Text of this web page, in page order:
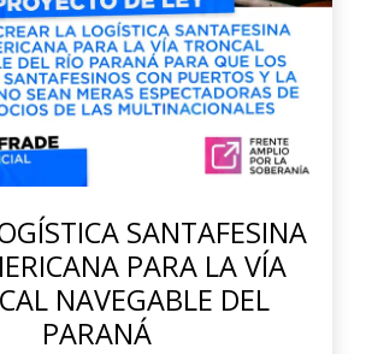
SANTAFESINA
PARA LA VÍA
NAVEGABLE DEL
PARANÁ